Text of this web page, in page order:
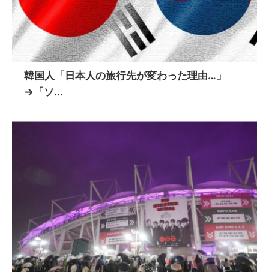
韓国人「日本人の旅行先が変わった理由…」
→「ソ...